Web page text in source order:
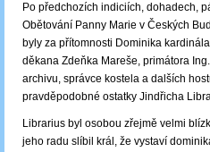
Po předchozích indiciích, dohadech,
Obětování Panny Marie v Českých
byly za přítomnosti Dominika
děkana Zdeňka Mareše, primátora
archivu, správce kostela a dalších
pravděpodobné ostatky Jindřicha
Librarius byl osobou zřejmě velmi
jeho radu slíbil král, že vystaví